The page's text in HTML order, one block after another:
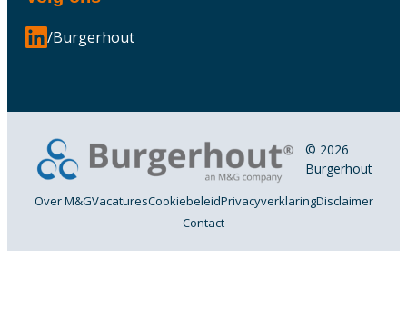
/Burgerhout
© 2026
Burgerhout
Over M&GVacaturesCookiebeleidPrivacyverklaringDisclaimer
Contact